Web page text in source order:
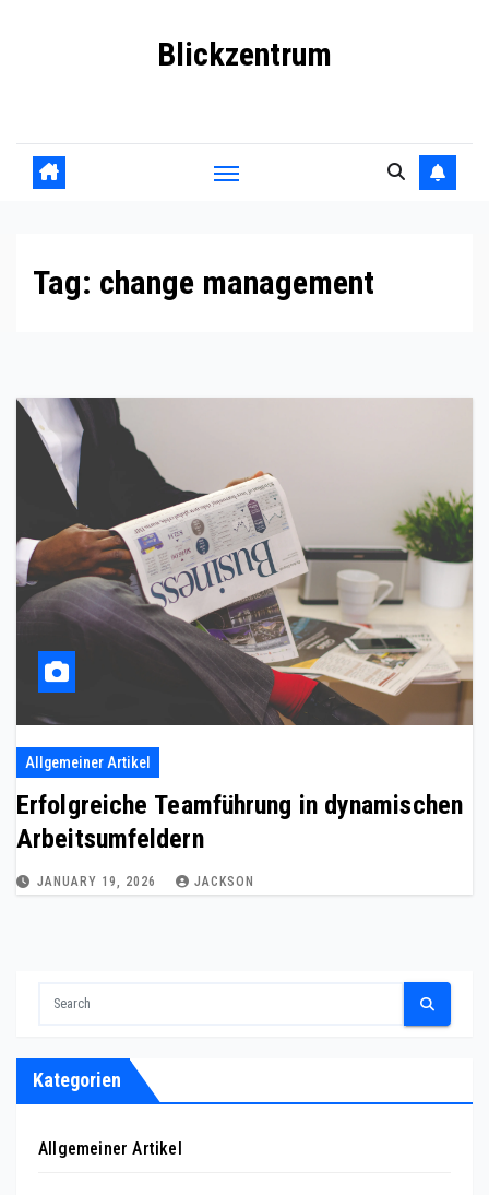
Blickzentrum
Tag: change management
Allgemeiner Artikel
Erfolgreiche Teamführung in dynamischen
Arbeitsumfeldern
JANUARY 19, 2026 JACKSON
Kategorien
Allgemeiner Artikel